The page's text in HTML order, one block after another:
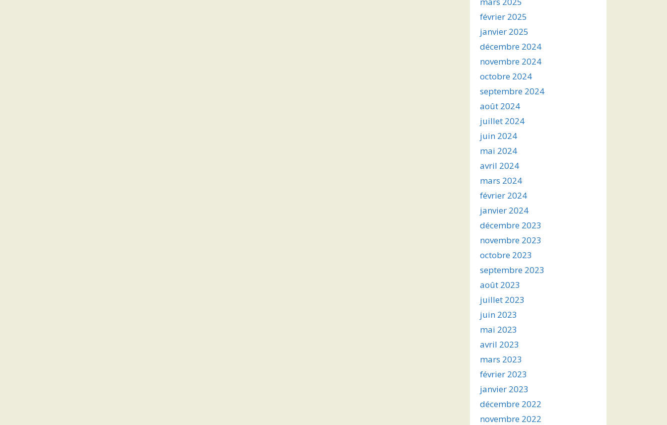
février 2025
janvier 2025
décembre 2024
novembre 2024
octobre 2024
septembre 2024
août 2024
juillet 2024
juin 2024
mai 2024
avril 2024
mars 2024
février 2024
janvier 2024
décembre 2023
novembre 2023
octobre 2023
septembre 2023
août 2023
juillet 2023
juin 2023
mai 2023
avril 2023
mars 2023
février 2023
janvier 2023
décembre 2022
novembre 2022